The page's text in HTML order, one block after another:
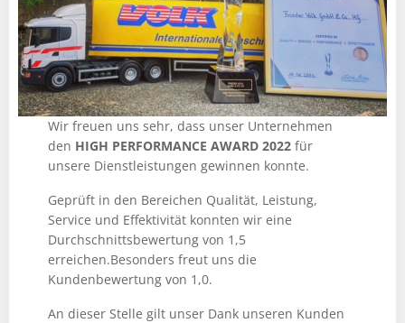
Wir freuen uns sehr, dass unser Unternehmen
den HIGH PERFORMANCE AWARD 2022für
unsere Dienstleistungen gewinnen konnte.
Geprüft in den Bereichen Qualität, Leistung,
Service und Effektivität konnten wir eine
Durchschnittsbewertung von 1,5
erreichen.Besonders freut uns die
Kundenbewertung von 1,0.
An dieser Stelle gilt unser Dank unseren Kunden